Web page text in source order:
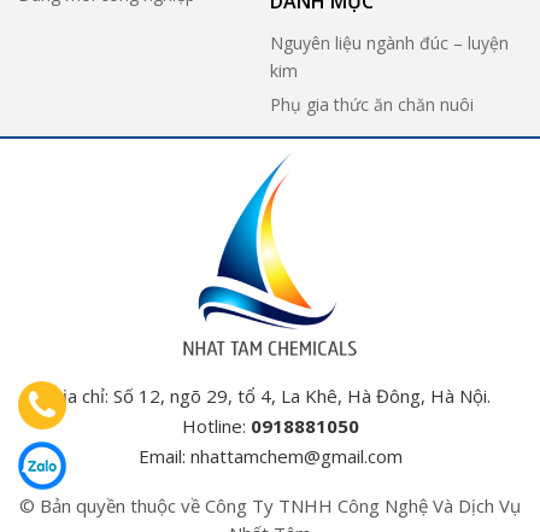
Nguyên liệu ngành đúc – luyện
kim
Phụ gia thức ăn chăn nuôi
Địa chỉ: Số 12, ngõ 29, tổ 4, La Khê, Hà Đông, Hà Nội.
Hotline: 0918881050
Email: nhattamchem@gmail.com
© Bản quyền thuộc về Công Ty TNHH Công Nghệ Và Dịch Vụ